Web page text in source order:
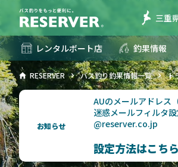
三重
レンタルボート店 釣果情報
RESERVER バス釣り釣果情報一覧 ト
お知らせ
AUのメールアドレス
迷惑メールフィルタ
@reserver.co.jp
設定方法はこちら